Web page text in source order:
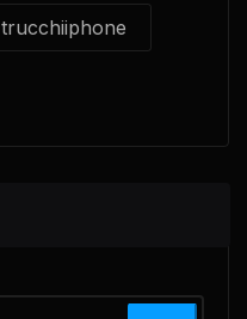
trucchiiphone